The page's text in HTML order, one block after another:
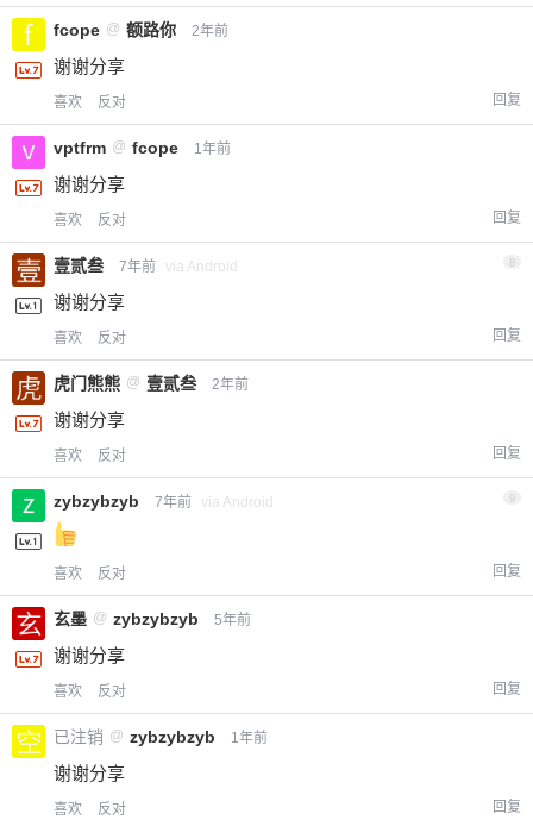
fcope @ 额路你 2年前
谢谢分享
喜欢 反对 回复
vptfrm @ fcope 1年前
谢谢分享
喜欢 反对 回复
壹贰叁 7年前 via Android
谢谢分享
喜欢 反对 回复
虎门熊熊 @ 壹贰叁 2年前
谢谢分享
喜欢 反对 回复
zybzybzyb 7年前 via Android 9
喜欢 反对 回复
玄墨 @ zybzybzyb 5年前
谢谢分享
喜欢 反对 回复
已注销 @ zybzybzyb 1年前
谢谢分享
喜欢 反对 回复